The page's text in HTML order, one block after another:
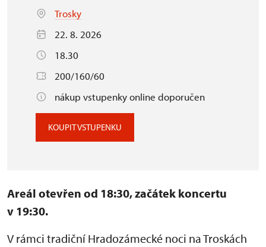
Trosky
22. 8. 2026
18.30
200/160/60
nákup vstupenky online doporučen
KOUPIT VSTUPENKU
Areál otevřen od 18:30, začátek koncertu
v 19:30.
V rámci tradiční Hradozámecké noci na Troskách